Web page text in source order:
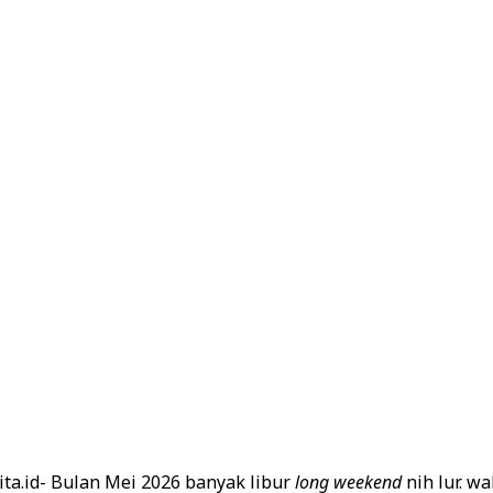
Bulan Mei 2026 banyak liburlong weekendnih lur.